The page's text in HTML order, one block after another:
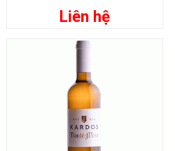
Liên hệ